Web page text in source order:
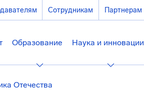
Сотрудникам Партнерам
Образование Наука и инновации
Отечества